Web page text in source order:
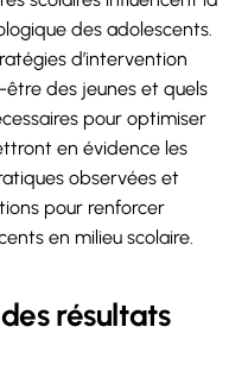
des adolescents.
d’intervention
des jeunes et quels
pour optimiser
en évidence les
observées et
pour renforcer
en milieu scolaire.
résultats